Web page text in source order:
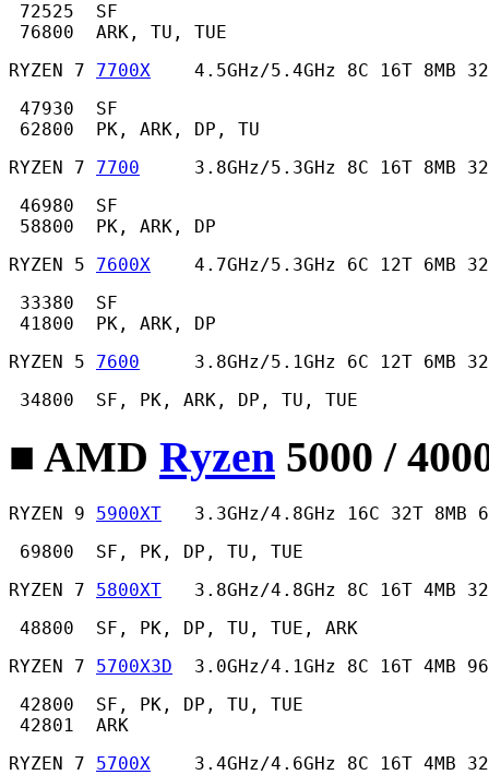
72525  SF
76800  ARK, TU, TUE
RYZEN 7 7700X
4.5GHz/5.4GHz 8C 16T 8MB
47930  SF
62800  PK, ARK, DP, TU
RYZEN 7 7700
3.8GHz/5.3GHz 8C 16T 8MB
46980  SF
58800  PK, ARK, DP
RYZEN 5 7600X
4.7GHz/5.3GHz 6C 12T 6MB
33380  SF
41800  PK, ARK, DP
RYZEN 5 7600
3.8GHz/5.1GHz 6C 12T 6MB
34800  SF, PK, ARK, DP, TU, TUE
■ AMD Ryzen 5000 /
RYZEN 9 5900XT
3.3GHz/4.8GHz 16C 32T 8MB
69800  SF, PK, DP, TU, TUE
RYZEN 7 5800XT
3.8GHz/4.8GHz 8C 16T 4MB
48800  SF, PK, DP, TU, TUE, ARK
RYZEN 7 5700X3D
3.0GHz/4.1GHz 8C 16T 4MB
42800  SF, PK, DP, TU, TUE
42801  ARK
RYZEN 7 5700X
3.4GHz/4.6GHz 8C 16T 4MB